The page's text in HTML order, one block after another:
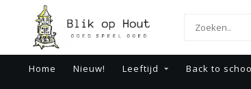
Home Nieuw! Leeftijd Back to